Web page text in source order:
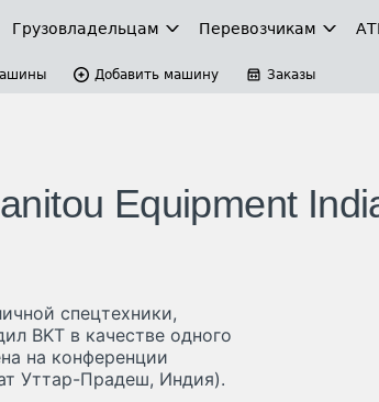
Грузовладельцам Перевозчикам
Добавить машину Заказы
Equipment
спецтехники,
BKT в качестве одного
на конференции
Уттар-Прадеш, Индия).